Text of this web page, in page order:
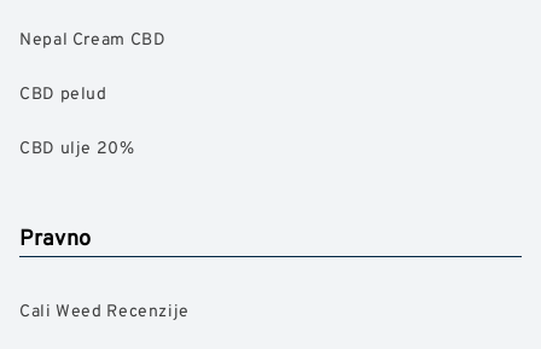
Nepal Cream CBD
CBD pelud
CBD ulje 20%
Pravno
Cali Weed Recenzije